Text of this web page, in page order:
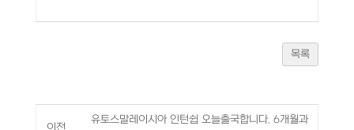
목록
이전
유토스말레이시아 인턴쉽 오늘출국합니다. 6개월과